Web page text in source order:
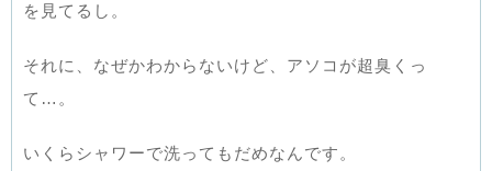
を見てるし。
それに、なぜかわからないけど、アソコが超臭くっ
て…。
いくらシャワーで洗ってもだめなんです。